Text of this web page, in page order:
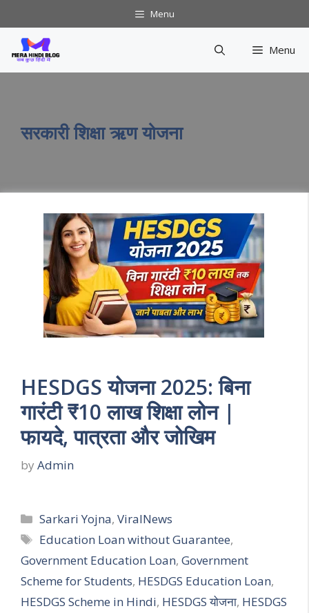
to
content
Menu
Menu
सरकारी शिक्षा ऋण योजना
HESDGS योजना 2025: बिना
गारंटी ₹10 लाख शिक्षा लोन |
फायदे, पात्रता और जोखिम
by Admin
Categories
Sarkari Yojna,ViralNews
Tags
Education Loan without Guarantee,
Government Education Loan, Government
Scheme for Students, HESDGS Education Loan,
HESDGS Scheme in Hindi, HESDGS योजना, HESDGS